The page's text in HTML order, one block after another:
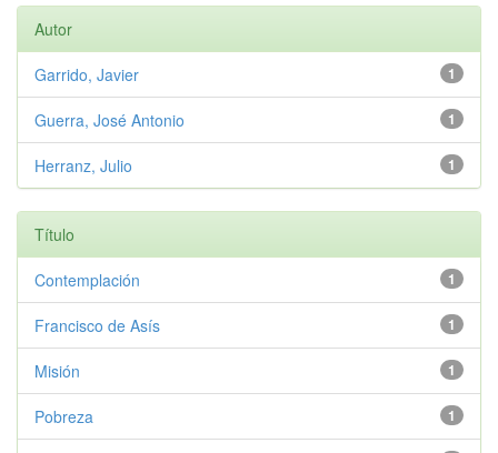
Autor
1
Garrido, Javier
1
Guerra, José Antonio
1
Herranz, Julio
Título
1
Contemplación
1
Francisco de Asís
1
Misión
1
Pobreza